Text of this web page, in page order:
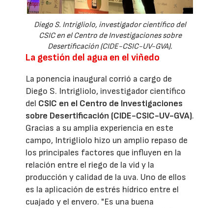
Diego S. Intrigliolo, investigador científico del
CSIC en el Centro de Investigaciones sobre
Desertificación (CIDE-CSIC-UV-GVA).
La gestión del agua en el viñedo
La ponencia inaugural corrió a cargo de
Diego S. Intrigliolo, investigador científico
del CSIC en el Centro de Investigaciones
sobre Desertificación (CIDE-CSIC-UV-GVA).
Gracias a su amplia experiencia en este
campo, Intrigliolo hizo un amplio repaso de
los principales factores que influyen en la
relación entre el riego de la vid y la
producción y calidad de la uva. Uno de ellos
es la aplicación de estrés hídrico entre el
cuajado y el envero. "Es una buena